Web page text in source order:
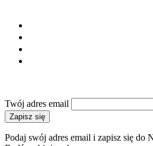
Twój adres email
Zapisz się
Podaj swój adres email i zapisz się do